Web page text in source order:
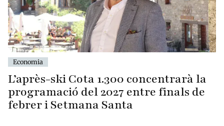
Economia
L’après-ski Cota 1.300 concentrarà la
programació del 2027 entre finals de
febrer i Setmana Santa